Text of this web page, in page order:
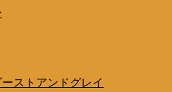
ストアンドグレイ